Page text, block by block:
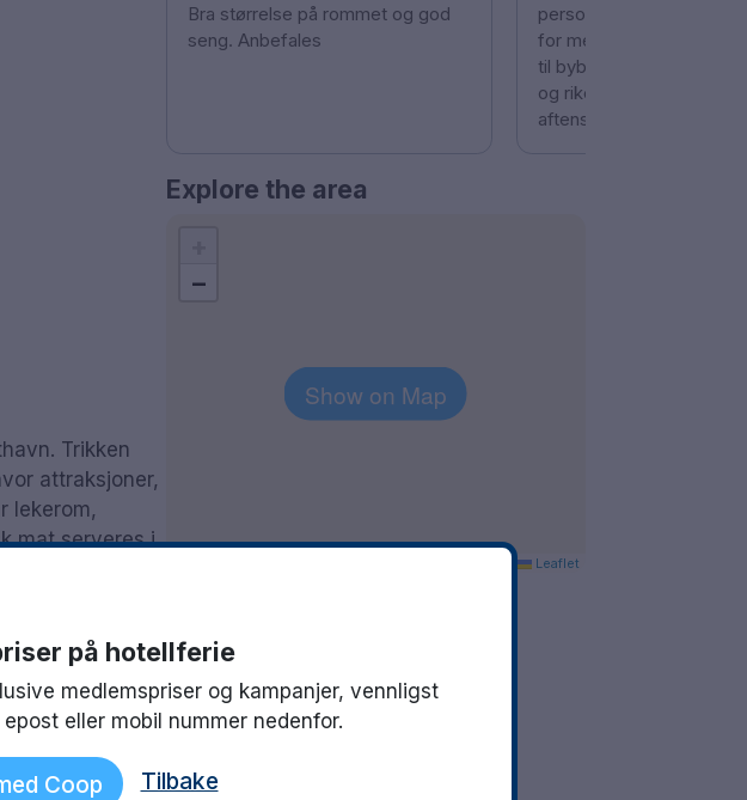
Trikken
attraksjoner,
lekerom,
mat serveres i
gjør du det
Bra størrelse på rommet og god
seng. Anbefales
personale. Grei
for meg med bil og
til bybanen.
og rikelig. Veldig ok med
aftensbuffe på travle
Explore the area
Show on Map
−
Leaflet
på hotellferie
medlemspriser og kampanjer, vennligst
eller mobil nummer nedenfor.
Coop Tilbake